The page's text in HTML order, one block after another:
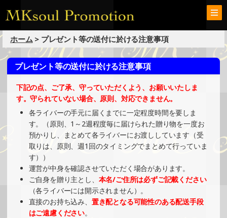
ホーム> プレゼント等の送付に於ける注意事項
プレゼント等の送付に於ける注意事項
下記の点、ご了承、守っていただくよう、お願いいたしま
す。守られていない場合、原則、対応できません。
各ライバーの手元に届くまでに一定程度時間を要しま
す。（原則、1～2週程度毎に届けられた贈り物を一度お
預かりし、まとめて各ライバーにお渡ししています（受
取りは、原則、週1回のタイミングでまとめて行っていま
す））
運営が中身を確認させていただく場合があります。
ご自身を贈り主とし、 本名/ご住所は必ずご記載ください
（各ライバーには開示されません）。
直接のお持ち込み、 置き配となる可能性のある配送手段
はご遠慮ください。